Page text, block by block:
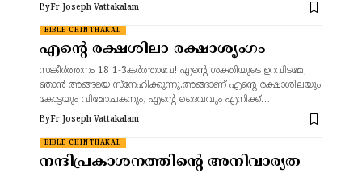
ByFr Joseph Vattakalam
BIBLE CHINTHAKAL
എന്റെ രക്ഷശിലാ രക്ഷാശൃംഗം
സങ്കീർത്തനം 18 1-3കര്‍ത്താവേ! എന്റെ ശക്തിയുടെ ഉറവിടമേ,
ഞാന്‍ അങ്ങയെ സ്‌നേഹിക്കുന്നു.അങ്ങാണ് എന്റെ രക്ഷാശിലയും
കോട്ടയും വിമോചകനും, എന്റെ ദൈവവും എനിക്ക്…
ByFr Joseph Vattakalam
BIBLE CHINTHAKAL
നന്ദിപ്രകാശനത്തിന്റെ അനിവാര്യത